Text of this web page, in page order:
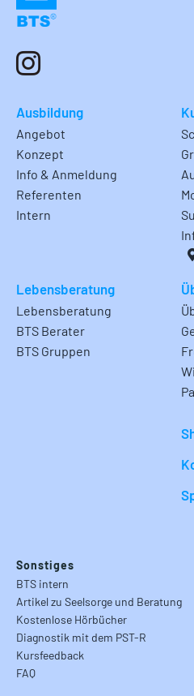
Ausbildung
Angebot
Konzept
Info & Anmeldung
Referenten
Intern
Lebensberatung
Lebensberatung
BTS Berater
BTS Gruppen
Sonstiges
BTS intern
Artikel zu Seelsorge und Beratung
Kostenlose Hörbücher
Diagnostik mit dem PST-R
Kursfeedback
FAQ